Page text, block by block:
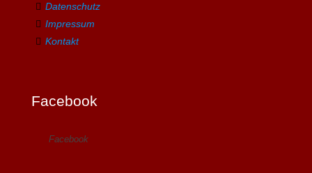
Datenschutz
Impressum
Kontakt
Facebook
Facebook